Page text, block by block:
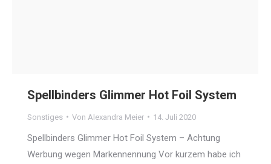
Spellbinders Glimmer Hot Foil System
Sonstiges Von Alexandra Meier 14. Juli 2020
Spellbinders Glimmer Hot Foil System – Achtung
Werbung wegen Markennennung Vor kurzem habe ich